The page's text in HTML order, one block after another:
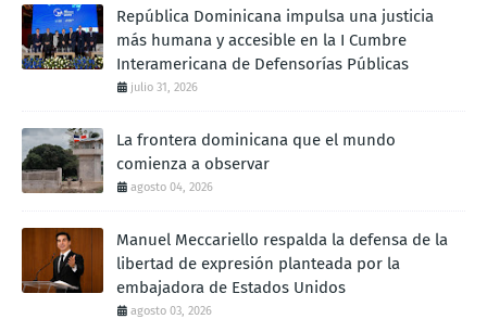
República Dominicana impulsa una justicia
más humana y accesible en la I Cumbre
Interamericana de Defensorías Públicas
julio 31, 2026
La frontera dominicana que el mundo
comienza a observar
agosto 04, 2026
Manuel Meccariello respalda la defensa de la
libertad de expresión planteada por la
embajadora de Estados Unidos
agosto 03, 2026